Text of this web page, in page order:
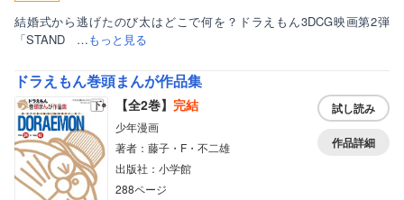
結婚式から逃げたのび太はどこで何を？ドラえもん3DCG映画第2弾
「STAND …もっと見る
ドラえもん巻頭まんが作品集
【全2巻】 完結
少年漫画
著者：藤子・F・不二雄
出版社：小学館
288ページ
試し読み
作品詳細